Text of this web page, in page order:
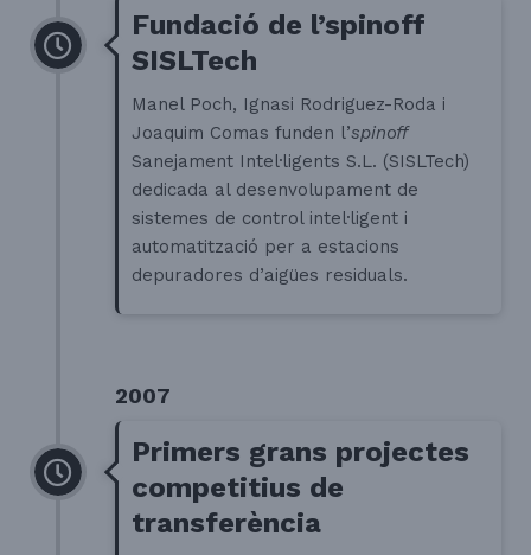
Fundació de l’spinoff
SISLTech
Manel Poch, Ignasi Rodriguez-Roda i
Joaquim Comas funden l’spinoff
Sanejament Intel·ligents S.L. (SISLTech)
dedicada al desenvolupament de
sistemes de control intel·ligent i
automatització per a estacions
depuradores d’aigües residuals.
2007
Primers grans projectes
competitius de
transferència